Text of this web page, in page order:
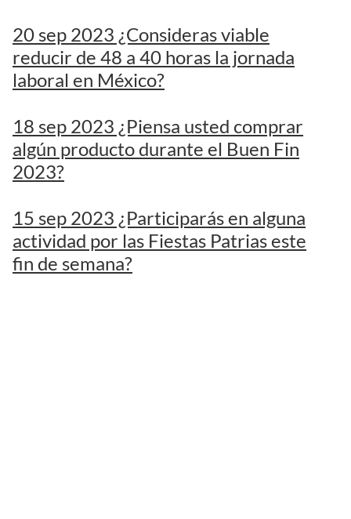
20 sep 2023 ¿Consideras viable
reducir de 48 a 40 horas la jornada
laboral en México?
18 sep 2023 ¿Piensa usted comprar
algún producto durante el Buen Fin
2023?
15 sep 2023 ¿Participarás en alguna
actividad por las Fiestas Patrias este
fin de semana?